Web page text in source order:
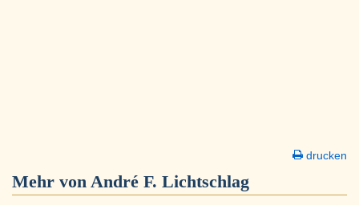
drucken
Mehr von André F. Lichtschlag